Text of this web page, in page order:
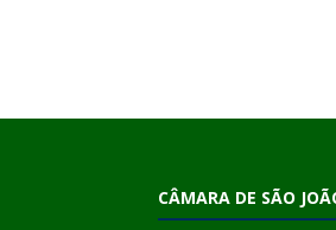
CÂMARA DE SÃO